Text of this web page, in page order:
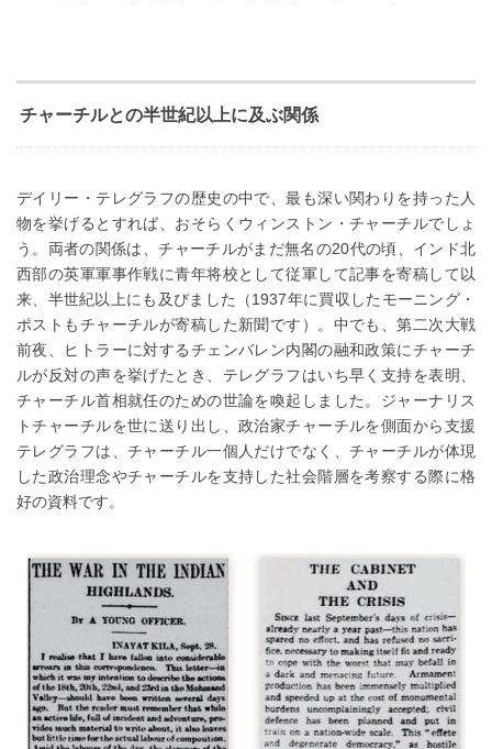
チャーチルとの半世紀以上に及ぶ関係
デイリー・テレグラフの歴史の中で、最も深い関わりを持った人
物を挙げるとすれば、おそらくウィンストン・チャーチルでしょ
う。両者の関係は、チャーチルがまだ無名の20代の頃、インド北
西部の英軍軍事作戦に青年将校として従軍して記事を寄稿して以
来、半世紀以上にも及びました（1937年に買収したモーニング・
ポストもチャーチルが寄稿した新聞です）。中でも、第二次大戦
前夜、ヒトラーに対するチェンバレン内閣の融和政策にチャーチ
ルが反対の声を挙げたとき、テレグラフはいち早く支持を表明、
チャーチル首相就任のための世論を喚起しました。ジャーナリス
トチャーチルを世に送り出し、政治家チャーチルを側面から支援
テレグラフは、チャーチル一個人だけでなく、チャーチルが体現
した政治理念やチャーチルを支持した社会階層を考察する際に格
好の資料です。